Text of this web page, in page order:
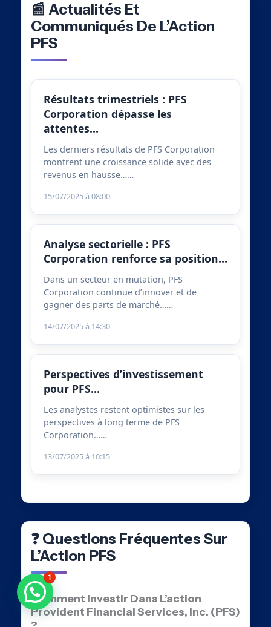
📰 Actualités Et
Communiqués De L’Action
PFS
Résultats trimestriels : PFS
Corporation dépasse les
attentes…
Les derniers résultats de PFS Corporation
montrent une croissance solide avec des
revenus en hausse……
15/07/2025 à 08:00
Analyse sectorielle : PFS
Corporation renforce sa position…
Dans un secteur en mutation, PFS
Corporation continue d’innover et de
gagner des parts de marché……
14/07/2025 à 14:30
Perspectives d’investissement
pour PFS…
Les analystes restent optimistes sur les
perspectives à long terme de PFS
Corporation……
13/07/2025 à 10:15
❓ Questions Fréquentes Sur
L’Action PFS
Comment Investir Dans L’action
Provident Financial Services, Inc. (PFS)
1